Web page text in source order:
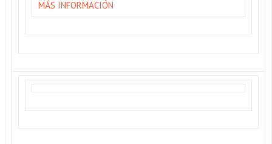
MÁS INFORMACIÓN